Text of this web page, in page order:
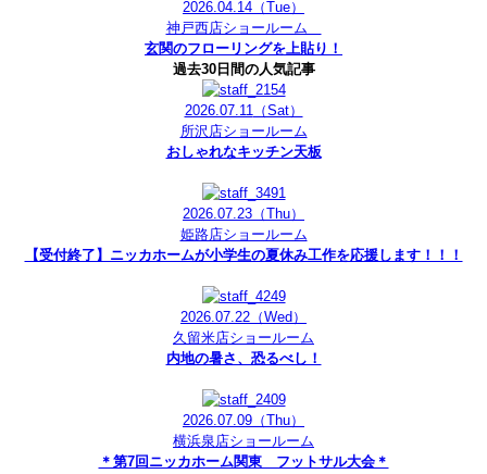
2026.04.14 （Tue）
神戸西店ショールーム
玄関のフローリングを上貼り！
過去30日間の人気記事
2026.07.11（Sat）
所沢店ショールーム
おしゃれなキッチン天板
2026.07.23 （Thu）
姫路店ショールーム
【受付終了】ニッカホームが小学生の夏休み工作を応援します！！！
2026.07.22 （Wed）
久留米店ショールーム
内地の暑さ、恐るべし！
2026.07.09 （Thu）
横浜泉店ショールーム
＊第7回ニッカホーム関東 フットサル大会＊